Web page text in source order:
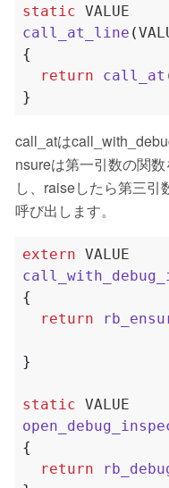
static
call_at_line (
{
return
call_at
}
call_atは
nsureは第一引数の関
し、raiseしたら第三引
呼び出します。
extern
{
return
}
static
{
return